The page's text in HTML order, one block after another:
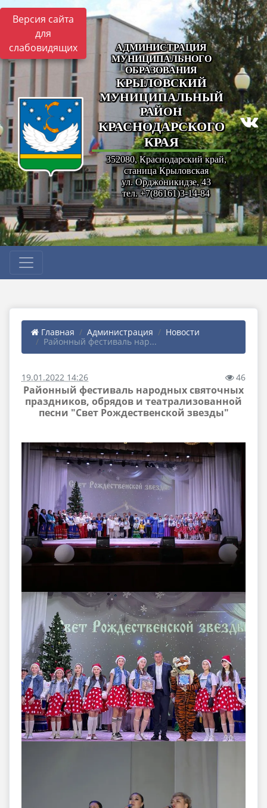
Версия сайта
для
слабовидящих
АДМИНИСТРАЦИЯ
МУНИЦИПАЛЬНОГО
ОБРАЗОВАНИЯ
КРЫЛОВСКИЙ
МУНИЦИПАЛЬНЫЙ
РАЙОН
КРАСНОДАРСКОГО
КРАЯ
352080, Краснодарский край,
станица Крыловская
ул. Орджоникидзе, 43
тел. +7(86161)3-14-84
Главная Администрация
Новости
Районный фестиваль нар...
19.01.2022 14:26 46
Районный фестиваль народных святочных
праздников, обрядов и театрализованной
песни "Свет Рождественской звезды"